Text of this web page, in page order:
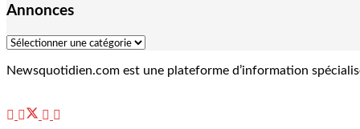
Annonces
Newsquotidien.com est une plateforme d’information